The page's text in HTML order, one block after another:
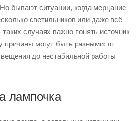
бывают ситуации, когда мерцание
светильников или даже всё
случаях важно понять источник
причины могут быть разными: от
до нестабильной работы
лампочка